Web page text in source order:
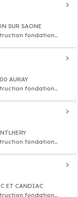
SUR SAONE
fondation
AURAY
fondation
fondation
ET CANDIAC
fondation